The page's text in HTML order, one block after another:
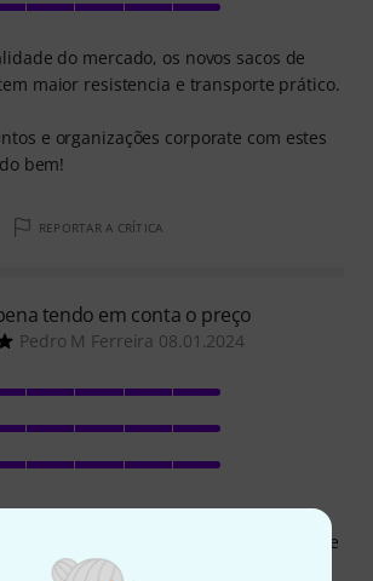
do mercado, os novos sacos de
maior resistencia e transporte prático.
e organizações corporate com estes
bem!
REPORTAR A CRÍTICA
tendo em conta o preço
Pedro M Ferreira 08.01.2024
para diversos tipos de equipamentos,
e luz (Par led) e estou satisfeito. Atinge
e é bastante estável, robusto e